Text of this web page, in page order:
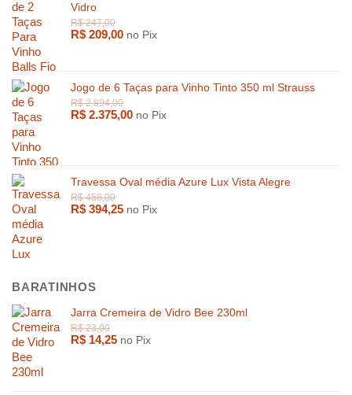
R$1.569,00
Vidro
R$ 209,00 no Pix
Jogo de 6 Taças para Vinho Tinto 350 ml Strauss
R$ 2.375,00 no Pix
Travessa Oval média Azure Lux Vista Alegre
R$ 394,25 no Pix
BARATINHOS
Jarra Cremeira de Vidro Bee 230ml
R$ 14,25 no Pix